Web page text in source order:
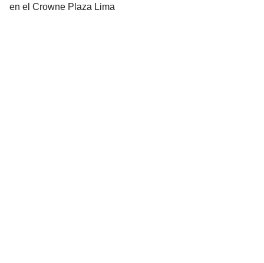
en el Crowne Plaza Lima